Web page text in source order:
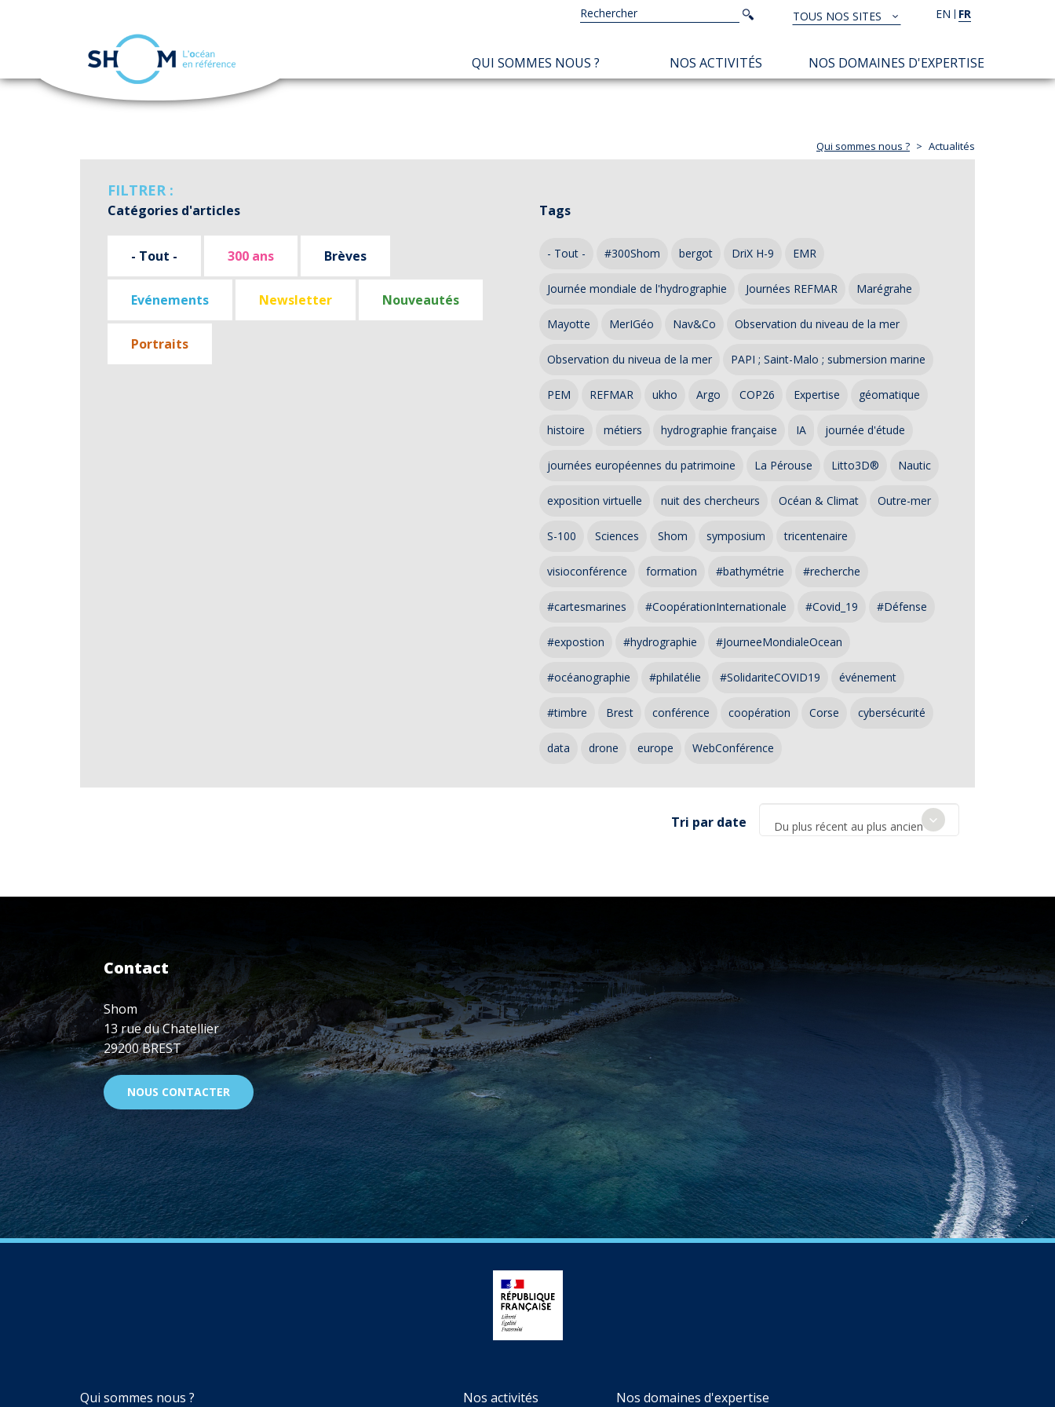
Aller
EN FR
TOUS
NOS
SITES
TOUS NOS SITES
Rechercher
Rechercher
NAVIGATION
PRINCIPALE
QUI SOMMES NOUS ? NOS ACTIVITÉS NOS DOMAINES D'EXPERTISE
Qui sommes nous ? Actualités
FILTRER :
Catégories d'articles
- Tout - 300 ans Brèves
Evénements Newsletter Nouveautés
Portraits
Tags
- Tout - #300Shom bergot DriX H-9 EMR
Journée mondiale de l'hydrographie Journées REFMAR Marégrahe
Mayotte MerIGéo Nav&Co Observation du niveau de la mer
Observation du niveua de la mer PAPI ; Saint-Malo ; submersion marine
PEM REFMAR ukho Argo COP26 Expertise géomatique
histoire métiers hydrographie française IA journée d'étude
journées européennes du patrimoine La Pérouse Litto3D® Nautic
exposition virtuelle nuit des chercheurs Océan & Climat Outre-mer
S-100 Sciences Shom symposium tricentenaire
visioconférence formation #bathymétrie #recherche
#cartesmarines #CoopérationInternationale #Covid_19 #Défense
#expostion #hydrographie #JourneeMondialeOcean
#océanographie #philatélie #SolidariteCOVID19 événement
#timbre Brest conférence coopération Corse cybersécurité
data drone europe WebConférence
Tri par date Du plus récent au plus ancien
Contact
Shom
13 rue du Chatellier
29200 BREST
NOUS CONTACTER
NAVIGATION
Qui sommes nous ? Nos activités Nos domaines d'expertise